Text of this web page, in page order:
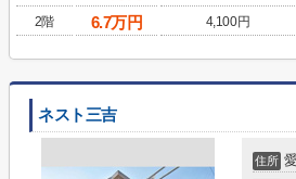
2階
6.7万円 4,100円
ネスト三吉
住所